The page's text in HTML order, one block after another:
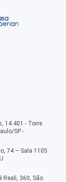
14.401 - Torre
SP -
74 – Sala 1105
Reali, 360, São